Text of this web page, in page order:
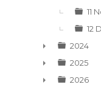
11
12
►
2024
►
2025
2026